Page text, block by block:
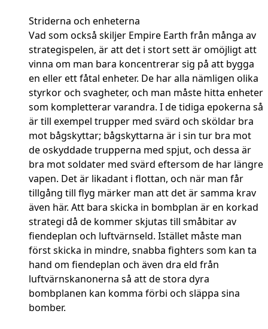
Striderna och enheterna
Vad som också skiljer Empire Earth från många av
strategispelen, är att det i stort sett är omöjligt att
vinna om man bara koncentrerar sig på att bygga
en eller ett fåtal enheter. De har alla nämligen olika
styrkor och svagheter, och man måste hitta enheter
som kompletterar varandra. I de tidiga epokerna så
är till exempel trupper med svärd och sköldar bra
mot bågskyttar; bågskyttarna är i sin tur bra mot
de oskyddade trupperna med spjut, och dessa är
bra mot soldater med svärd eftersom de har längre
vapen. Det är likadant i flottan, och när man får
tillgång till flyg märker man att det är samma krav
även här. Att bara skicka in bombplan är en korkad
strategi då de kommer skjutas till småbitar av
fiendeplan och luftvärnseld. Istället måste man
först skicka in mindre, snabba fighters som kan ta
hand om fiendeplan och även dra eld från
luftvärnskanonerna så att de stora dyra
bombplanen kan komma förbi och släppa sina
bomber.